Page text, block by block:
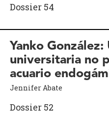
Dossier 54
Yanko
universitaria no
acuario
Jennifer Abate
Dossier 52